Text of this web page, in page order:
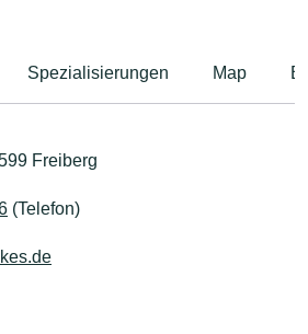
Spezialisierungen Map
Freiberg
(Telefon)